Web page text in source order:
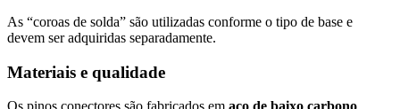
As “coroas de solda” são utilizadas conforme o tipo de base e
devem ser adquiridas separadamente.
Materiais e qualidade